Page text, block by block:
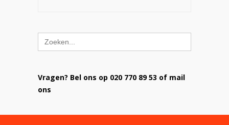
Zoek
naar:
Vragen? Bel ons op 020 770 89 53 of mail
ons